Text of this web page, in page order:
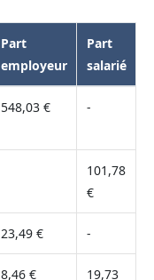
Part
employeur
Part
salarié
548,03 € -
101,78
€
23,49 € -
8,46 €
19,73